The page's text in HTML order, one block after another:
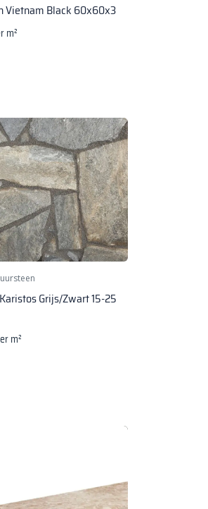
Vietnam Black 60x60x3
m²
Grijs/Zwart 15-25
m²